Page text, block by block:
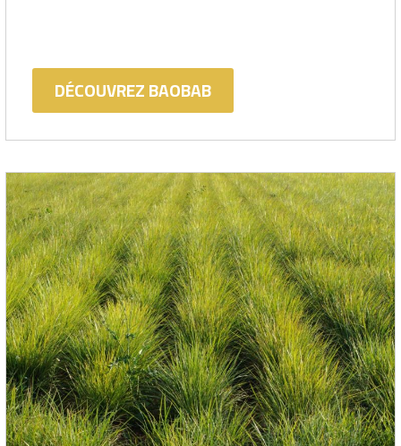
DÉCOUVREZ BAOBAB